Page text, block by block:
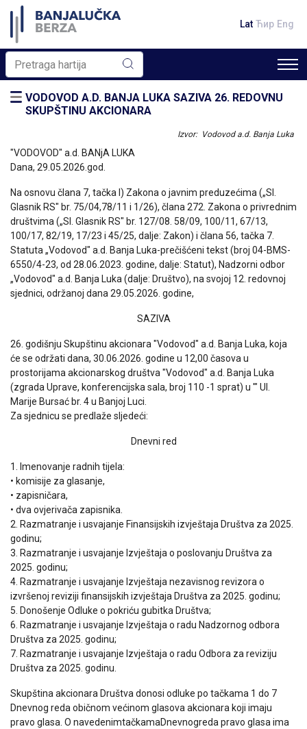
Lat Ћир Eng
VODOVOD A.D. BANJA LUKA SAZIVA 26. REDOVNU
SKUPŠTINU AKCIONARA
Izvor: Vodovod a.d. Banja Luka
"VODOVOD" a.d. BANjA LUKA
Dana, 29.05.2026.god.
Na osnovu člana 7, tačka l) Zakona o javnim preduzećima („Sl.
Glasnik RS" br. 75/04,78/11 i 1/26), člana 272. Zakona o privrednim
društvima („Sl. Glasnik RS" br. 127/08. 58/09, 100/11, 67/13,
100/17, 82/19, 17/23 i 45/25, dalje: Zakon) i člana 56, tačka 7.
Statuta „Vodovod" a.d. Banja Luka-prečišćeni tekst (broj 04-BMS-
6550/4-23, od 28.06.2023. godine, dalje: Statut), Nadzorni odbor
„Vodovod" a.d. Banja Luka (dalje: Društvo), na svojoj 12. redovnoj
sjednici, održanoj dana 29.05.2026. godine,
SAZIVA
26. godišnju Skupštinu akcionara "Vodovod" a.d. Banja Luka, koja
će se održati dana, 30.06.2026. godine u 12,00 časova u
prostorijama akcionarskog društva "Vodovod" a.d. Banja Luka
(zgrada Uprave, konferencijska sala, broj 110 -1 sprat) u '" Ul.
Marije Bursać br. 4 u Banjoj Luci.
Za sjednicu se predlaže sljedeći:
Dnevni red
1. Imenovanje radnih tijela:
• komisije za glasanje,
• zapisničara,
• dva ovjerivača zapisnika.
2. Razmatranje i usvajanje Finansijskih izvještaja Društva za 2025.
godinu;
3. Razmatranje i usvajanje Izvještaja o poslovanju Društva za
2025. godinu;
4. Razmatranje i usvajanje Izvještaja nezavisnog revizora o
izvršenoj reviziji finansijskih izvještaja Društva za 2025. godinu;
5. Donošenje Odluke o pokriću gubitka Društva;
6. Razmatranje i usvajanje Izvještaja o radu Nadzornog odbora
Društva za 2025. godinu;
7. Razmatranje i usvajanje Izvještaja o radu Odbora za reviziju
Društva za 2025. godinu.
Skupština akcionara Društva donosi odluke po tačkama 1 do 7
Dnevnog reda običnom većinom glasova akcionara koji imaju
pravo glasa. O navedenimtačkamaDnevnogreda pravo glasa ima